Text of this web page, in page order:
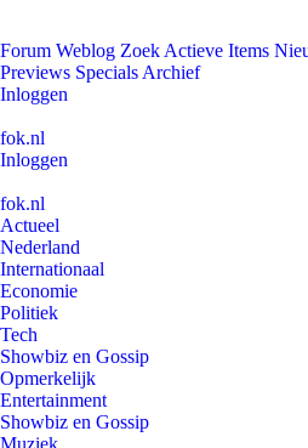
Forum Weblog Zoek Actieve Items
Previews Specials Archief
Inloggen
fok.nl
Inloggen
fok.nl
Actueel
Nederland
Internationaal
Economie
Politiek
Tech
Showbiz en Gossip
Opmerkelijk
Entertainment
Showbiz en Gossip
Muziek